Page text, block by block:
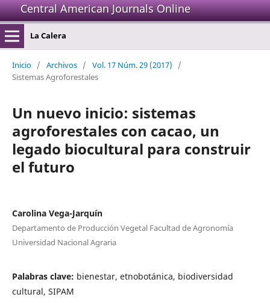
Central American Journals Online
La Calera
Inicio / Archivos / Vol. 17 Núm. 29 (2017)
/
Sistemas Agroforestales
Un nuevo inicio: sistemas
agroforestales con cacao, un
legado biocultural para construir
el futuro
Carolina Vega-Jarquín
Departamento de Producción Vegetal Facultad de Agronomía
Universidad Nacional Agraria
Palabras clave: bienestar, etnobotánica, biodiversidad
cultural, SIPAM